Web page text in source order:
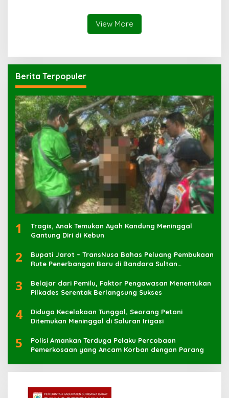
View More
Berita Terpopuler
1
Tragis, Anak Temukan Ayah Kandung Meninggal
Gantung Diri di Kebun
2
Bupati Jarot – TransNusa Bahas Peluang Pembukaan
Rute Penerbangan Baru di Bandara Sultan
3
Belajar dari Pemilu, Faktor Pengawasan Menentukan
Pilkades Serentak Berlangsung Sukses
4
Diduga Kecelakaan Tunggal, Seorang Petani
Ditemukan Meninggal di Saluran Irigasi
5
Polisi Amankan Terduga Pelaku Percobaan
Pemerkosaan yang Ancam Korban dengan Parang